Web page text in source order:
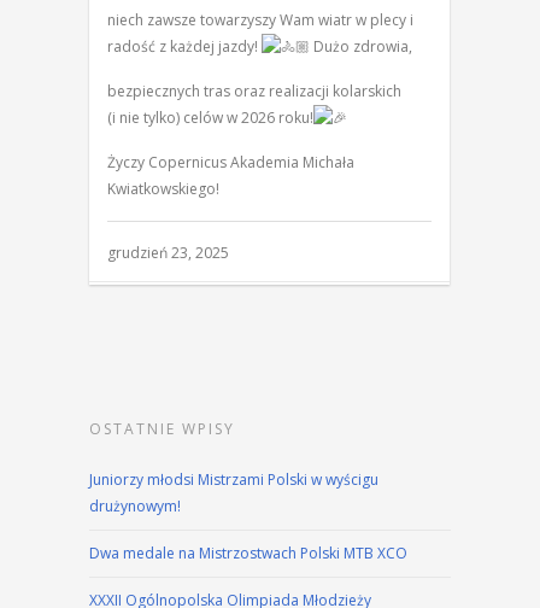
niech zawsze towarzyszy Wam wiatr w plecy i
radość z każdej jazdy!
Dużo zdrowia,
bezpiecznych tras oraz realizacji kolarskich
(i nie tylko) celów w 2026 roku!
Życzy Copernicus Akademia Michała
Kwiatkowskiego!
grudzień 23, 2025
OSTATNIE WPISY
Juniorzy młodsi Mistrzami Polski w wyścigu
drużynowym!
Dwa medale na Mistrzostwach Polski MTB XCO
XXXII Ogólnopolska Olimpiada Młodzieży